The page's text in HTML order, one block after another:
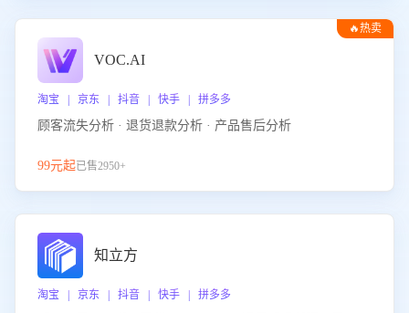
🔥热卖
VOC.AI
淘宝 | 京东 | 抖音 | 快手 | 拼多多
顾客流失分析 · 退货退款分析 · 产品售后分析
99元起已售2950+
知立方
淘宝 | 京东 | 抖音 | 快手 | 拼多多